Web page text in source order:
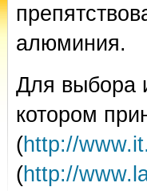
алюминия.
Для выбора
котором
(http://
(http://